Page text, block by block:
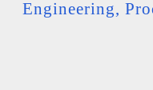
Engineering,